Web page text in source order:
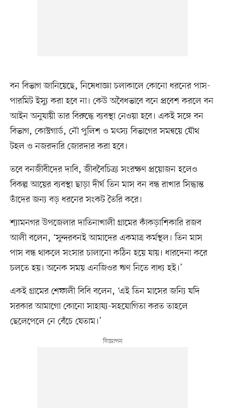
বন বিভাগ জানিয়েছে, নিষেধাজ্ঞা চলাকালে কোনো ধরনের পাস-
পারমিট ইস্যু করা হবে না। কেউ অবৈধভাবে বনে প্রবেশ করলে বন
আইন অনুযায়ী তার বিরুদ্ধে ব্যবস্থা নেওয়া হবে। একই সঙ্গে বন
বিভাগ, কোস্টগার্ড, নৌ পুলিশ ও মৎস্য বিভাগের সমন্বয়ে যৌথ
টহল ও নজরদারি জোরদার করা হবে।
তবে বনজীবীদের দাবি, জীববৈচিত্র্য সংরক্ষণ প্রয়োজন হলেও
বিকল্প আয়ের ব্যবস্থা ছাড়া দীর্ঘ তিন মাস বন বন্ধ রাখার সিদ্ধান্ত
তাঁদের জন্য বড় ধরনের সংকট তৈরি করে।
শ্যামনগর উপজেলার দাতিনাখালী গ্রামের কাঁকড়াশিকারি রজব
আলী বলেন, ‘সুন্দরবনই আমাদের একমাত্র কর্মস্থল। তিন মাস
পাস বন্ধ থাকলে সংসার চালানো কঠিন হয়ে যায়। ধারদেনা করে
চলতে হয়। অনেক সময় এনজিওর ঋণ নিতে বাধ্য হই।’
একই গ্রামের শেফালী বিবি বলেন, ‘এই তিন মাসের জন্যি যদি
সরকার আমাগো কোনো সাহায্য-সহযোগিতা করত তাহলে
ছেলেপেলে নে বেঁচে যেতাম।’